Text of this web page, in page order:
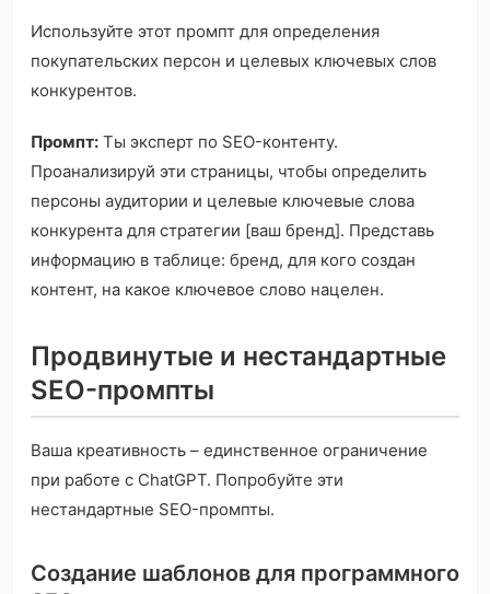
Используйте этот промпт для определения
покупательских персон и целевых ключевых слов
конкурентов.
Промпт: Ты эксперт по SEO-контенту.
Проанализируй эти страницы, чтобы определить
персоны аудитории и целевые ключевые слова
конкурента для стратегии [ваш бренд]. Представь
информацию в таблице: бренд, для кого создан
контент, на какое ключевое слово нацелен.
Продвинутые и нестандартные
SEO-промпты
Ваша креативность – единственное ограничение
при работе с ChatGPT. Попробуйте эти
нестандартные SEO-промпты.
Создание шаблонов для программного